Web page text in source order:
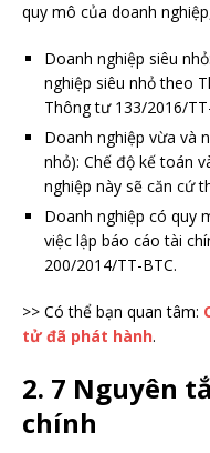
quy mô của doanh
Doanh nghiệp siêu
nghiệp siêu nhỏ theo
Thông tư 133/2016/
Doanh nghiệp vừa và
nhỏ): Chế độ kế toán
nghiệp này sẽ căn cứ
Doanh nghiệp có quy
việc lập báo cáo tài
200/2014/TT-BTC.
>> Có thể bạn quan tâm:
tử đã phát hành.
2. 7 Nguyên
chính